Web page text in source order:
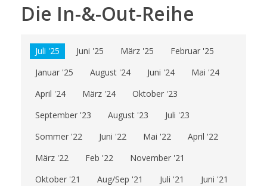
Die In-&-Out-Reihe
Juli '25 Juni '25 März '25
Februar '25
Januar '25
August '24 Juni '24
Mai '24
April '24
März '24
Oktober '23
September '23
August '23
Juli '23
Sommer '22
Juni '22 Mai '22
April '22
März '22
Feb '22
November '21
Oktober '21
Aug/Sep '21 Juli '21
Juni '21